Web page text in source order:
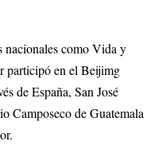
nacionales como Vida y
participó en el Beijimg
de España, San José
Camposeco de Guatemala